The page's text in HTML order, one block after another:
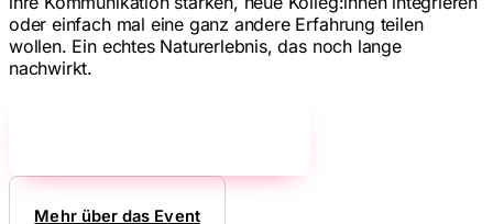
oder einfach mal eine ganz andere Erfahrung teilen
wollen. Ein echtes Naturerlebnis, das noch lange
nachwirkt.
Mehr über das Event